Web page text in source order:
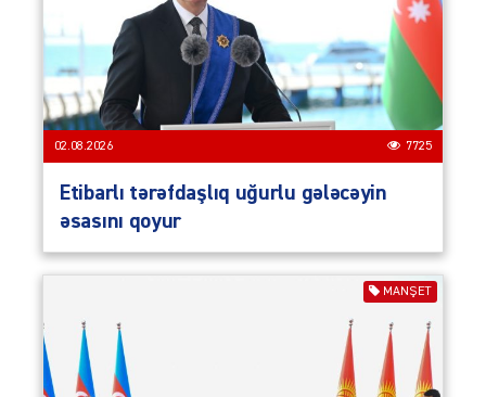
02.08.2026 7725
Etibarlı tərəfdaşlıq uğurlu gələcəyin
əsasını qoyur
MANŞET